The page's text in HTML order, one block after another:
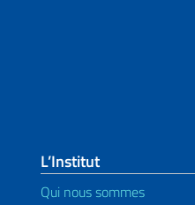
L’Institut
Qui nous sommes